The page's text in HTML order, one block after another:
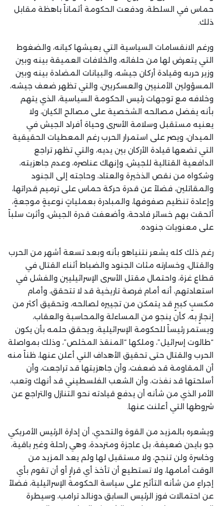
حماس في السلطة، ودفعت الحكومة أثماناً باهظة مقابل
ذلك.
ورغم الانقسامات السياسية التي يعيشها كيانه، والضغوط
التي يتعرض لها من حلفائه، والخلافات العميقة بينه وبين
وزير حربه وقيادة أركان جيشه، والبيانات المضادة بينه وبين
المسؤولين الأمنيين والعسكريين، والتي تظهر ضعف جيشه،
وخلافه مع توجهات رئيس الحكومة السياسية، الذي يتهم
بأنه يفضل مصالحه الشخصية على مصالح الكيان، ولا
يعنيه مستقبل وسلامة الأسرى وحياة أفراد الجيش في
الميدان، ويصر على استمرار الحرب رغم المعطيات الحقيقية
التي تضعها قيادة الأركان بين يديه، والتي تظهر تراجع
الدافعية القتالية للجيش، وإنهاك عناصره، وعدم جاهزيته،
وشكواه من نقص الذخيرة والعتاد، وحاجته إلى الجنود
والمقاتلين، فضلاً عن قدرة حركة حماس على ترميم قدراتها،
وإعادة تنظيم صفوفها، والمبادرة بعملياتٍ نوعيةٍ موجعةٍ،
ألحقت بهم خسائر فادحة، وأضعفت قدرة الجيش، وأثرت سلباً
على معنويات جنوده.
رغم ذلك كله يشعر نتنياهو بأنه وبعد تسعة أشهر من الحرب
والقتال، وخسارته مئات الجنود والضباط أثناء القتال في
قطاع غزة، واحتمال مقتل الأسرى الإسرائيليين والفشل في
استعادتهم، أنه أمام فرصة تاريخية قد لا تتحقق، وأمام
مكسبٍ كبيرٍ قد يتمكن من تجييره لصالحه، وتحقيق أكثر من
إنجازٍ به، كأن ينجو من المساءلة والمحاسبة والعقاب،
ويستمر رئيساً للحكومة الإسرائيلية، ويحقق حلمه بأن يكون
“طالوت إسرائيل”، وملكها “المنقذ المخلص”، وذلك بمواصلة
الحرب والقتال حتى تحقيق الأهداف التي أعلن عنها، ظناً منه
أن المقاومة قد ضعفت، وأن جاهزيتها قد تراجعت، وأن
أسلحتها قد نفذت، وأن الشعب الفلسطيني قد أنهك وتعب،
الأمر الذي من شأنه أن يدفع قيادته نحو التنازل والتراجع عن
شروطها التي أعلنت عنها.
ويشعره بالمزيد من القوة والتحدي، أن إدارة الرئيس الأمريكي
جو بايدن ضعيفة، بل عاجزة ومترددة، وهي راحلة وغير باقية،
وخاسرة ولن تنجح، ولا مستقبل لها ولم يعد المزيد من
الوقت أمامها، ولا تستطيع أن تأخذ أي قرارٍ أو أن تقوم بأي
إجراءٍ من شأنه التأثير على سياسة الحكومة الإسرائيلية، فضلاً
عن احتمالات فوز الرئيس السابق دونالد ترامب، وسيطرة